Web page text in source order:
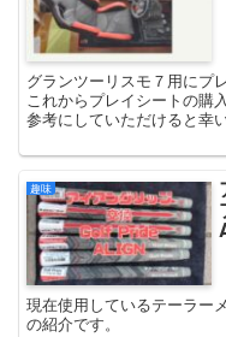
グランツーリスモ７用にプ
これからプレイシートの購
参考にしていただけると幸い
趣味
現在使用しているテーラー
の紹介です。